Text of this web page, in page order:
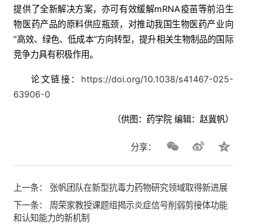
提供了全新解决方案，亦可有效缓解mRNA疫苗等前沿生
物医药产品的原料供应瓶颈，对推动我国生物医药产业向
“高效、绿色、低成本”方向转型，提升相关生物制品的国际
竞争力具有积极作用。
论文链接： https://doi.org/10.1038/s41467-025-
63906-0
（供图：药学院 编辑：赵冀帆）
分享：
上一条： 张帆团队在新型抗毒力药物研究领域取得新进展
下一条： 周荣家教授课题组揭示炎症信号削弱剪接体功能
和认知能力的新机制